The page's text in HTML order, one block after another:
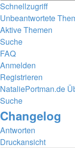
Schnellzugriff
Unbeantwortete
Aktive Themen
Suche
FAQ
Anmelden
Registrieren
NataliePortman.de
Suche
Changelog
Antworten
Druckansicht